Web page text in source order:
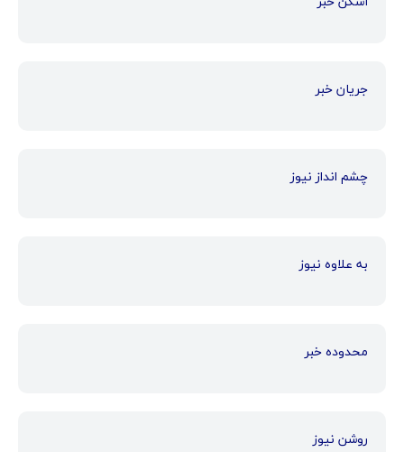
جریان خبر
چشم انداز نیوز
به علاوه نیوز
محدوده خبر
روشن نیوز